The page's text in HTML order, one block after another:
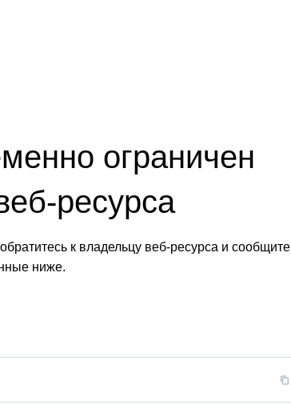
ограничен
ресурса
к владельцу веб-ресурса и сообщите
ниже.